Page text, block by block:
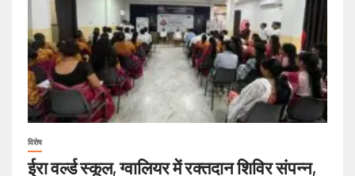
विशेष
ईरा वर्ल्ड स्कूल, ग्वालियर में रक्तदान शिविर संपन्न,